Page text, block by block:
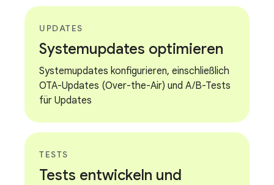
UPDATES
Systemupdates optimieren
Systemupdates konfigurieren, einschließlich
OTA-Updates (Over-the-Air) und A/B-Tests
für Updates
TESTS
Tests entwickeln und